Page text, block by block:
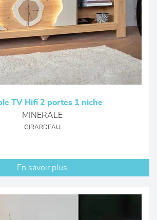
TV Hifi 2 portes 1 niche
MINERALE
GIRARDEAU
En savoir plus